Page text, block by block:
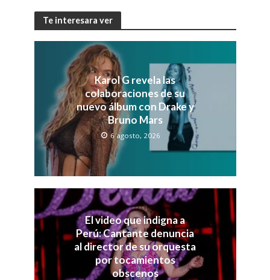
Te interesara ver
Karol G revela las
colaboraciones de su
nuevo álbum con Drake y
Bruno Mars
6 agosto, 2026
El video que indigna a
Perú: Cantante denuncia
al director de su orquesta
por tocamientos
obscenos